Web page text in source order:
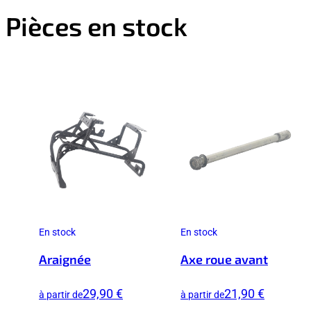
Pièces en stock
En stock
Araignée
à partir de29,90 €
En stock
Axe roue avant
à partir de21,90 €